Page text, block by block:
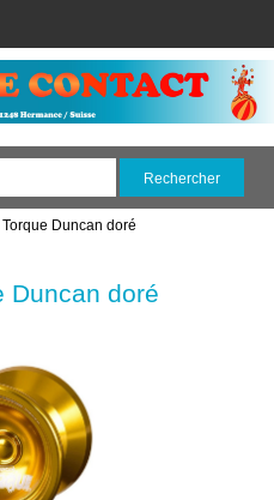
Torque Duncan doré
Duncan doré